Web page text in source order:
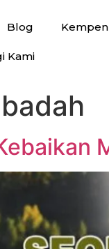
Blog
Kami